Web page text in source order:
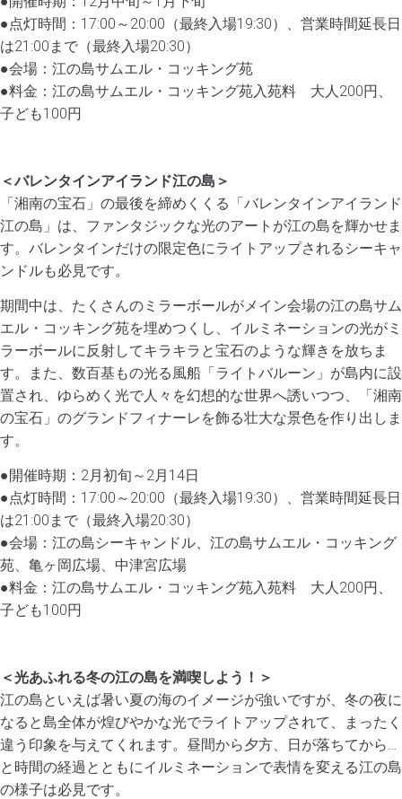
●点灯時間：17:00～20:00（最終入場19:30）、営業時間延長日
は21:00まで（最終入場20:30）
●会場：江の島サムエル・コッキング苑
●料金：江の島サムエル・コッキング苑入苑料 大人200円、
子ども100円
＜バレンタインアイランド江の島＞
「湘南の宝石」の最後を締めくくる「バレンタインアイランド
江の島」は、ファンタジックな光のアートが江の島を輝かせま
す。バレンタインだけの限定色にライトアップされるシーキャ
ンドルも必見です。
期間中は、たくさんのミラーボールがメイン会場の江の島サム
エル・コッキング苑を埋めつくし、イルミネーションの光がミ
ラーボールに反射してキラキラと宝石のような輝きを放ちま
す。また、数百基もの光る風船「ライトバルーン」が島内に設
置され、ゆらめく光で人々を幻想的な世界へ誘いつつ、「湘南
の宝石」のグランドフィナーレを飾る壮大な景色を作り出しま
す。
●開催時期：2月初旬～2月14日
●点灯時間：17:00～20:00（最終入場19:30）、営業時間延長日
は21:00まで（最終入場20:30）
●会場：江の島シーキャンドル、江の島サムエル・コッキング
苑、亀ヶ岡広場、中津宮広場
●料金：江の島サムエル・コッキング苑入苑料 大人200円、
子ども100円
＜光あふれる冬の江の島を満喫しよう！＞
江の島といえば暑い夏の海のイメージが強いですが、冬の夜に
なると島全体が煌びやかな光でライトアップされて、まったく
違う印象を与えてくれます。昼間から夕方、日が落ちてから…
と時間の経過とともにイルミネーションで表情を変える江の島
の様子は必見です。